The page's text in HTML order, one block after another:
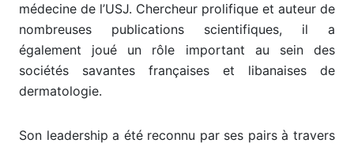
médecine de l’USJ. Chercheur prolifique et auteur de
nombreuses publications scientifiques, il a
également joué un rôle important au sein des
sociétés savantes françaises et libanaises de
dermatologie.
Son leadership a été reconnu par ses pairs à travers